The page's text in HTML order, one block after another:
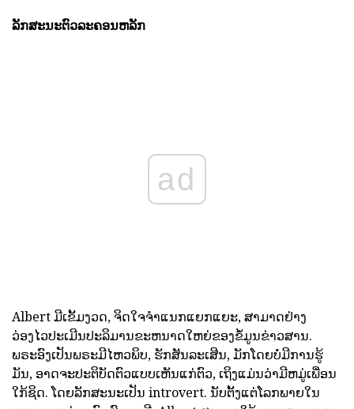
ລັກສະນະຕົວລະຄອນຫລັກ
ad
Albert ມີເຂັ້ມງວດ, ຈິດໃຈຈໍາແນກແຍກແຍະ, ສາມາດຢ່າງ
ວ່ອງໄວປະເມີນປະລິມານຂະຫນາດໃຫຍ່ຂອງຂໍ້ມູນຂ່າວສານ.
ພຣະອົງເປັນພຣະມີໄຫວພິບ, ຮັກສັນລະເສີນ, ມັກໂດຍບໍ່ມີການຮູ້
ມັນ, ອາດຈະປະຕິບັດຕົວແບບເຫັນແກ່ຕົວ, ເຖິງແມ່ນວ່າມີຫມູ່ເພື່ອນ
ໃກ້ຊິດ. ໂດຍລັກສະນະເປັນ introvert. ນັບຕັ້ງແຕ່ໂລກພາຍໃນ